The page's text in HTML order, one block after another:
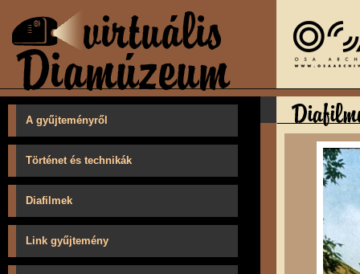
A gyűjteményről
Történet és technikák
Diafilmek
Link gyűjtemény